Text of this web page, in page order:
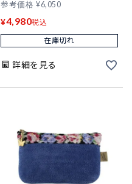
参考価格 ¥6,050
¥4,980税込
在庫切れ
詳細を見る